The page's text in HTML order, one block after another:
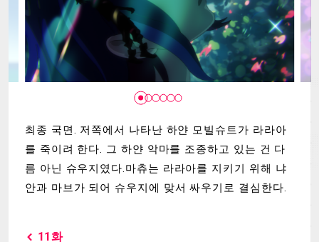
THEATER
LANGUAGE
최종 국면. 저쪽에서 나타난 하얀 모빌슈트가 라라아
를 죽이려 한다. 그 하얀 악마를 조종하고 있는 건 다
름 아닌 슈우지였다.마츄는 라라아를 지키기 위해 냐
안과 마브가 되어 슈우지에 맞서 싸우기로 결심한다.
11화